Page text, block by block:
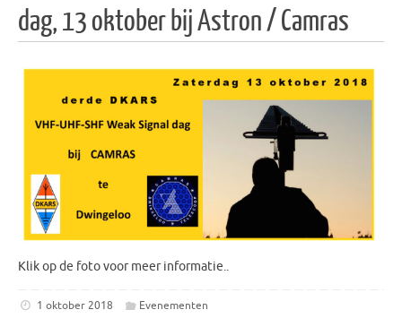
dag, 13 oktober bij Astron / Camras
Klik op de foto voor meer informatie..
1 oktober 2018 Evenementen